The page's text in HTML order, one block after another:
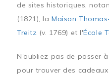
de sites historiques,
(1821), laMaison
Treitz (v. 1769) et l'École
N’oubliez pas de passer
pour trouver des